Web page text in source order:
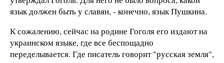
язык должен быть у славян, - конечно, язык Пушкина.
К сожалению, сейчас на родине Гоголя его издают на
украинском языке, где все беспощадно
переделывается. Где писатель говорит "русская земля",